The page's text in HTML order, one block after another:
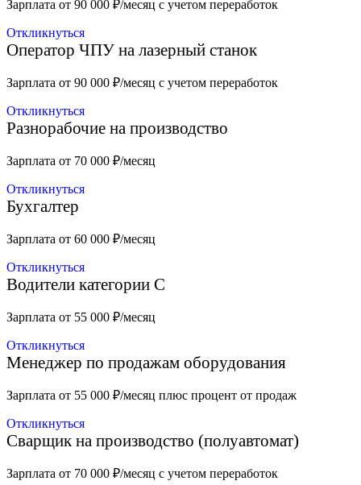
Зарплата от 90 000 ₽/месяц с учетом переработок
Откликнуться
Оператор ЧПУ на лазерный станок
Зарплата от 90 000 ₽/месяц с учетом переработок
Откликнуться
Разнорабочие на производство
Зарплата от 70 000 ₽/месяц
Откликнуться
Бухгалтер
Зарплата от 60 000 ₽/месяц
Откликнуться
Водители категории С
Зарплата от 55 000 ₽/месяц
Откликнуться
Менеджер по продажам оборудования
Зарплата от 55 000 ₽/месяц плюс процент от продаж
Откликнуться
Сварщик на производство (полуавтомат)
Зарплата от 70 000 ₽/месяц с учетом переработок